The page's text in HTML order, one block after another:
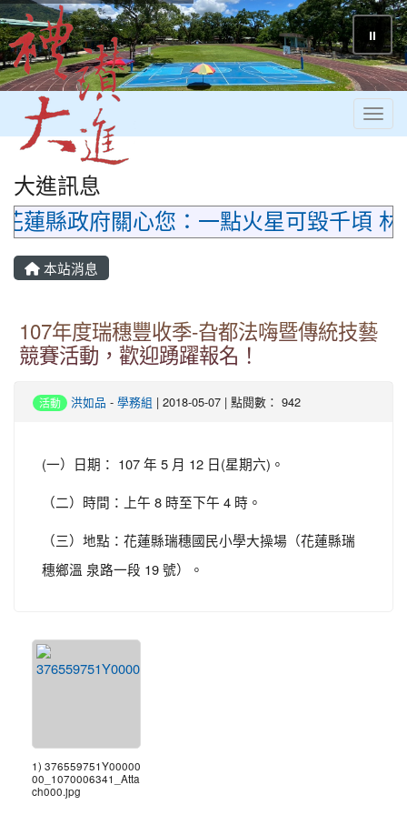
⏸
大進訊息
蓮縣政府關心您：一點火星可毀千頃
本站消息
107年度瑞穗豐收季-旮都法嗨暨傳統技藝
競賽活動，歡迎踴躍報名！
活動 洪如品 - 學務組 | 2018-05-07 | 點閱數： 942
(一）日期： 107 年 5 月 12 日(星期六)。
（二）時間：上午 8 時至下午 4 時。
（三）地點：花蓮縣瑞穗國民小學大操場（花蓮縣瑞
穗鄉溫 泉路一段 19 號）。
1) 376559751Y00000
00_1070006341_Atta
ch000.jpg